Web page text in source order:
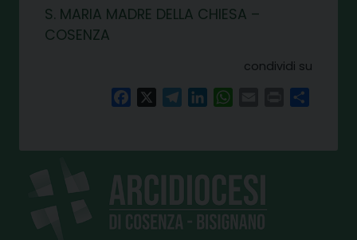
S. MARIA MADRE DELLA CHIESA –
COSENZA
condividi su
FacebookTelegramLinkedInWhatsAppPrint